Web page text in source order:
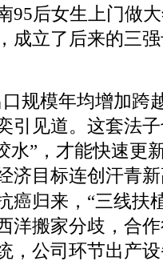
95后女生上门做
成立了后来的三
模年均增加跨
引见道。这套法
水”，才能快速更
济目标连创汗青
癌归来，“三线扶
洋搬家分歧，合
，公司环节出产